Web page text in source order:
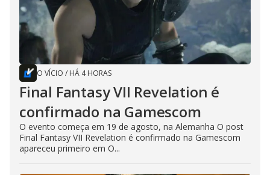
O VÍCIO / HÁ 4 HORAS
Final Fantasy VII Revelation é
confirmado na Gamescom
O evento começa em 19 de agosto, na Alemanha O post
Final Fantasy VII Revelation é confirmado na Gamescom
apareceu primeiro em O...